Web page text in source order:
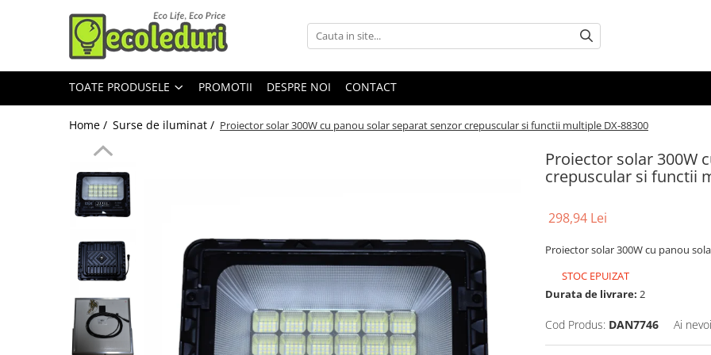
Toate Produsele
Surse de iluminat
Banda LED
Bec Color led
Bec incandescent (Clasic)
Becuri Led
Ghirlande luminoase
Modul Led pentru aplica
Tub Neon Fluorescent (Clasic)
Tub Neon LED
TOATE PRODUSELE PROMOTII DESPRE NOI CONTACT
Home / Surse de iluminat / Proiector solar 300W cu panou solar separat senzor crepuscular si functii multiple DX-88300
Proiector solar 300W
crepuscular si functii
298,94 Lei
Proiector solar 300W cu panou
STOC EPUIZAT
Durata de livrare: 2
Cod Produs: DAN7746 Ai